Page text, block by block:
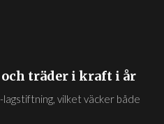
träder i kraft i år
vilket väcker både